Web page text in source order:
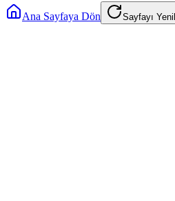
Ana Sayfaya Dön Sayfayı